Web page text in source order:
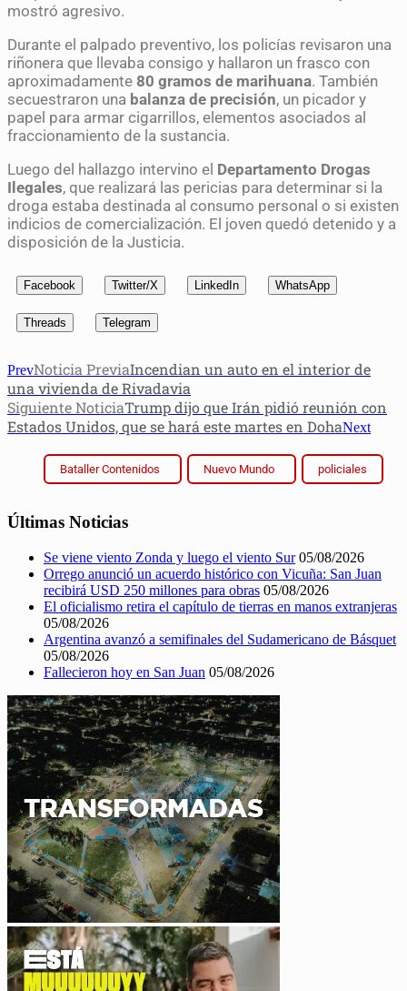
mostró agresivo.
Durante el palpado preventivo, los policías revisaron una
riñonera que llevaba consigo y hallaron un frasco con
aproximadamente 80 gramos de marihuana. También
secuestraron una balanza de precisión, un picador y
papel para armar cigarrillos, elementos asociados al
fraccionamiento de la sustancia.
Luego del hallazgo intervino el Departamento Drogas
Ilegales, que realizará las pericias para determinar si la
droga estaba destinada al consumo personal o si existen
indicios de comercialización. El joven quedó detenido y a
disposición de la Justicia.
Facebook Twitter/X LinkedIn WhatsApp
Threads Telegram
PrevNoticia PreviaIncendian un auto en el interior de
una vivienda de Rivadavia
Siguiente NoticiaTrump dijo que Irán pidió reunión con
Estados Unidos, que se hará este martes en DohaNext
Bataller Contenidos Nuevo Mundo policiales
Últimas Noticias
Se viene viento Zonda y luego el viento Sur 05/08/2026
Orrego anunció un acuerdo histórico con Vicuña: San Juan
recibirá USD 250 millones para obras 05/08/2026
El oficialismo retira el capítulo de tierras en manos extranjeras
05/08/2026
Argentina avanzó a semifinales del Sudamericano de Básquet
05/08/2026
Fallecieron hoy en San Juan 05/08/2026